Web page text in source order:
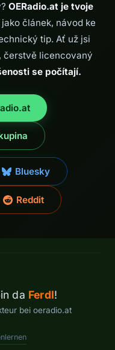
OERadio.at je tvoje
článek, návod ke
tip. Ať už jsi
čerstvě licencovaný
se počítají.
Bluesky
Reddit
da Ferdl!
bei oeradio.at